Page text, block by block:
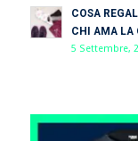
COSA
CHI AMA LA
5 Settembre,